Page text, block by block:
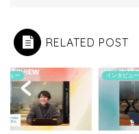
RELATED POST
ビュー インタビュー